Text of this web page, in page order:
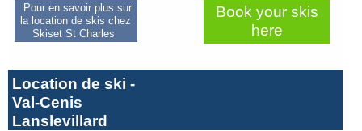
Pour en savoir plus sur
la location de skis chez
Skiset St Charles
Book your skis
here
Location de ski -
Val-Cenis
Lanslevillard